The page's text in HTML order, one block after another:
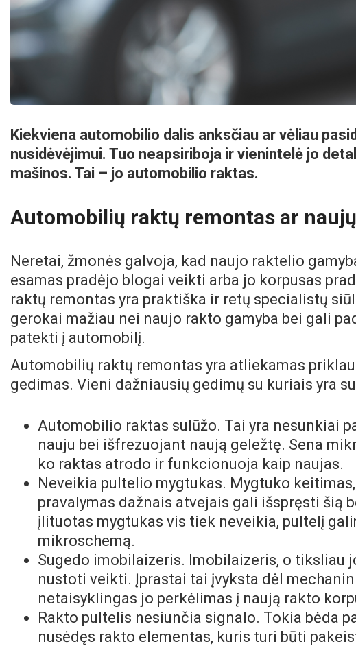
Kiekviena automobilio dalis anksčiau ar vėliau
nusidėvėjimui. Tuo neapsiriboja ir vienintelė jo
mašinos. Tai – jo automobilio raktas.
Automobilių raktų remontas ar
Neretai, žmonės galvoja, kad naujo raktelio
esamas pradėjo blogai veikti arba jo korpusas
raktų remontas yra praktiška ir retų specialistų
gerokai mažiau nei naujo rakto gamyba bei gali
patekti į automobilį.
Automobilių raktų remontas yra atliekamas
gedimas. Vieni dažniausių gedimų su kuriais yra
Automobilio raktas sulūžo. Tai yra nesunkiai
nauju bei išfrezuojant naują geležtę. Sena
ko raktas atrodo ir funkcionuoja kaip naujas.
Neveikia pultelio mygtukas. Mygtuko
pravalymas dažnais atvejais gali išspręsti šią
įlituotas mygtukas vis tiek neveikia, pultelį
mikroschemą.
Sugedo imobilaizeris. Imobilaizeris, o tiksliau
nustoti veikti. Įprastai tai įvyksta dėl
netaisyklingas jo perkėlimas į naują rakto
Rakto pultelis nesiunčia signalo. Tokia bėda
nusėdęs rakto elementas, kuris turi būti